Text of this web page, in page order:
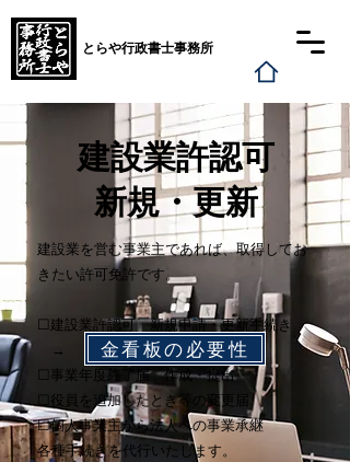
とらや行政書士事務所
建設業許認可
新規・更新
建設業を営む事業主であれば、取得してお
きたい許可免許です。
☐建設業許認可 新規申請・更新手続き
​ →
☐事業年度終了届 作成・提出
☐役員を追加したとき等の変更届
☐個人事業主から法人への事業承継
各種手続きを代行いたします。
金看板の必要性